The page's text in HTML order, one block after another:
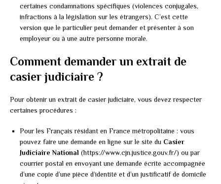
certaines condamnations spécifiques (violences conjugales,
infractions à la législation sur les étrangers). C’est cette
version que le particulier peut demander et présenter à son
employeur ou à une autre personne morale.
Comment demander un extrait de
casier judiciaire ?
Pour obtenir un extrait de casier judiciaire, vous devez respecter
certaines procédures :
Pour les Français résidant en France métropolitaine : vous
pouvez faire une demande en ligne sur le site du Casier
Judiciaire National (https://www.cjn.justice.gouv.fr/) ou par
courrier postal en envoyant une demande écrite accompagnée
d’une copie d’une pièce d’identité et d’un justificatif de domicile